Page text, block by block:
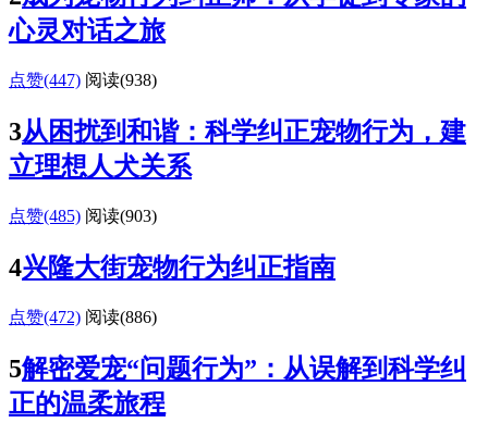
心灵对话之旅
点赞(447) 阅读(938)
3从困扰到和谐：科学纠正宠物行为，建
立理想人犬关系
点赞(485) 阅读(903)
4兴隆大街宠物行为纠正指南
点赞(472) 阅读(886)
5解密爱宠“问题行为”：从误解到科学纠
正的温柔旅程